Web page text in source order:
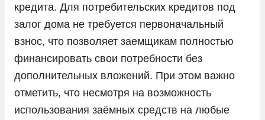
кредита. Для потребительских кредитов под
залог дома не требуется первоначальный
взнос, что позволяет заемщикам полностью
финансировать свои потребности без
дополнительных вложений. При этом важно
отметить, что несмотря на возможность
использования заёмных средств на любые